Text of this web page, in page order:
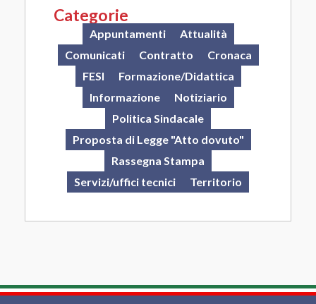
Categorie
Appuntamenti
Attualità
Comunicati
Contratto
Cronaca
FESI
Formazione/Didattica
Informazione
Notiziario
Politica Sindacale
Proposta di Legge "Atto dovuto"
Rassegna Stampa
Servizi/uffici tecnici
Territorio